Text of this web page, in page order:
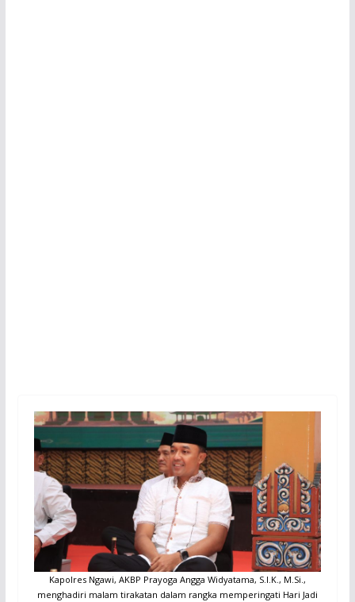
Kapolres Ngawi, AKBP Prayoga Angga Widyatama, S.I.K., M.Si.,
menghadiri malam tirakatan dalam rangka memperingati Hari Jadi